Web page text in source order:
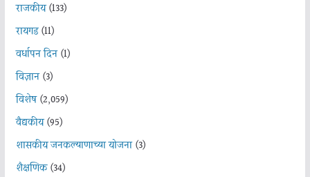
राजकीय(133)
रायगड(11)
वर्धापन दिन(1)
विज्ञान(3)
विशेष(2,059)
वैद्यकीय(95)
शासकीय जनकल्याणाच्या योजना(3)
शैक्षणिक(34)